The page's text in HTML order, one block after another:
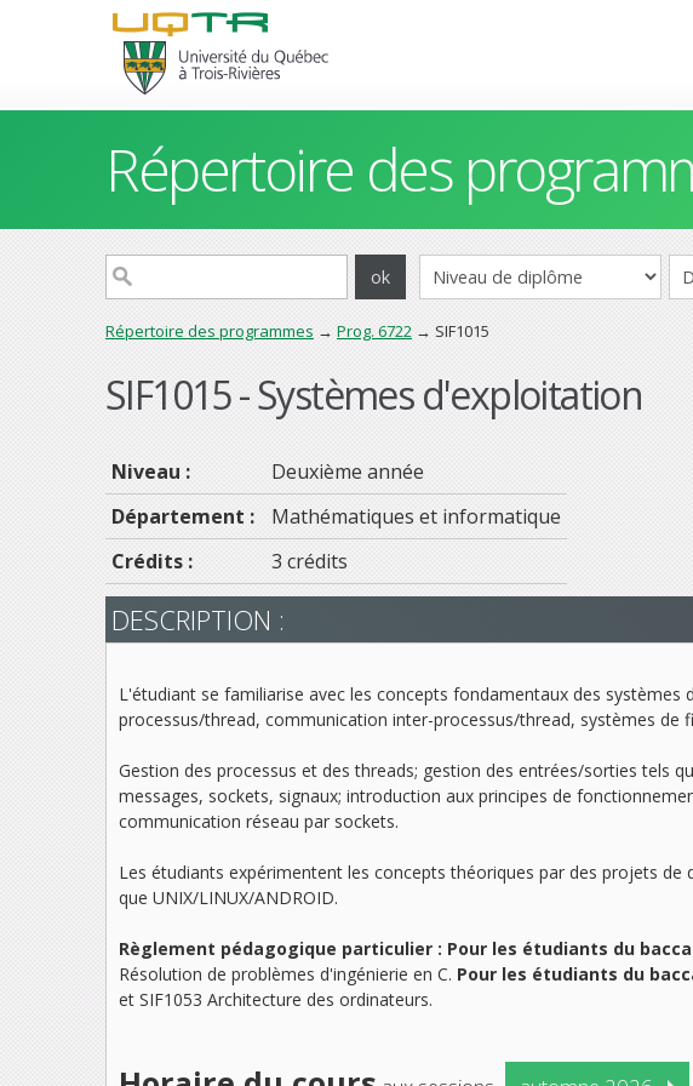
Répertoire des
Répertoire des programmes → Prog. 6722 → SIF1015
SIF1015 - Systèmes d'exploitation
Niveau :
Deuxième année
Département :
Mathématiques et informatique
Crédits :
3 crédits
DESCRIPTION :
L'étudiant se familiarise avec les concepts fondamentaux des
processus/thread, communication inter-processus/thread, systèmes de
Gestion des processus et des threads; gestion des entrées/sorties tels
messages, sockets, signaux; introduction aux principes de
communication réseau par sockets.
Les étudiants expérimentent les concepts théoriques par des projets
que UNIX/LINUX/ANDROID.
Règlement pédagogique particulier : Pour les étudiants du
Résolution de problèmes d'ingénierie en C. Pour les étudiants du
et SIF1053 Architecture des ordinateurs.